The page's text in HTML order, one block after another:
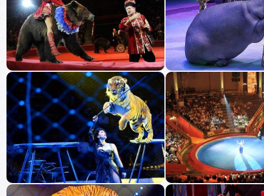
23августа Воскресенье, 13:00 Выбор
26августа Среда, 19:00 Выбор
29августа Суббота, 13:00 Выбор
29августа Суббота, 17:00 Выбор